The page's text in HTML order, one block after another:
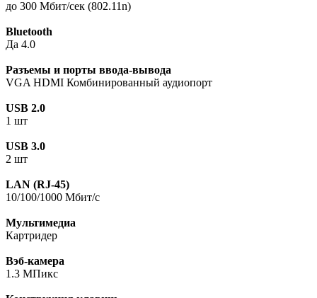
до 300 Мбит/сек (802.11n)
Bluetooth
Да 4.0
Разъемы и порты ввода-вывода
VGA HDMI Комбинированный аудиопорт
USB 2.0
1 шт
USB 3.0
2 шт
LAN (RJ-45)
10/100/1000 Мбит/с
Мультимедиа
Картридер
Вэб-камера
1.3 МПикс